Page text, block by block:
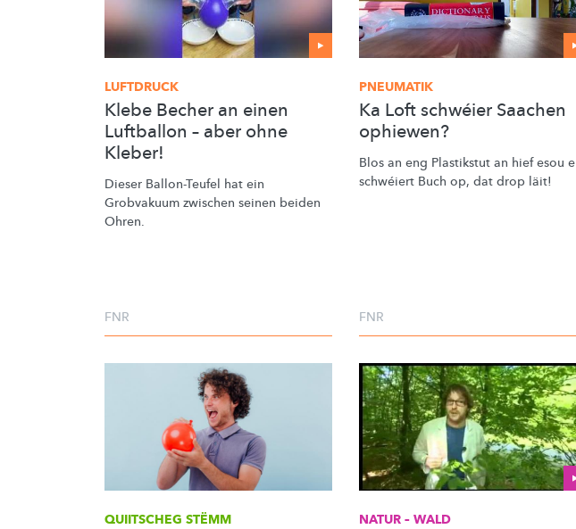
LUFTDRUCK
Klebe Becher an einen
Luftballon – aber ohne
Kleber!
Dieser Ballon-Teufel hat ein
Grobvakuum zwischen seinen beiden
Ohren.
FNR
PNEUMATIK
Ka Loft schwéier Saachen
ophiewen?
Blos an eng Plastikstut an hief esou e
schwéiert Buch op, dat drop läit!
FNR
QUIITSCHEG STËMM NATUR – WALD